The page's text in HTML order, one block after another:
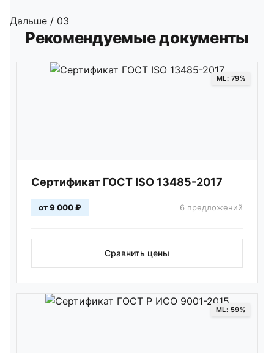
Дальше / 03
Рекомендуемые документы
ML: 79%
Сертификат ГОСТ ISO 13485-2017
от 9 000 ₽ 6 предложений
Сравнить цены
ML: 59%